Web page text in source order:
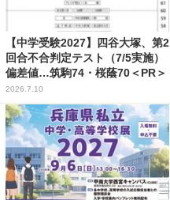
【中学受験2027】四谷大塚、第2
回合不合判定テスト（7/5実施）
偏差値…筑駒74・桜蔭70＜PR＞
2026.7.10